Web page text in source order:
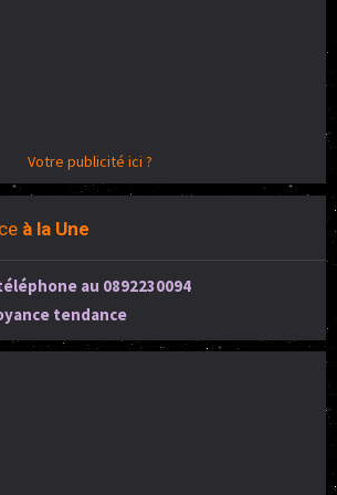
Votre publicité ici ?
à la Une
au 0892230094
tendance